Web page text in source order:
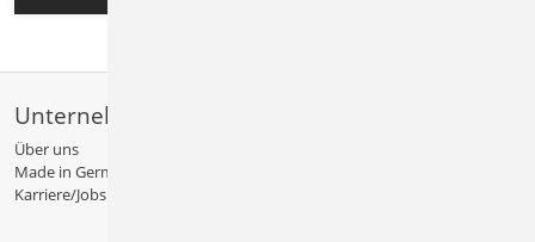
Unternehmen
Über uns
Made in Germany
Karriere/Jobs